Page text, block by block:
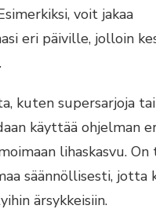
voit jakaa
eri päiville, jolloin
kuten supersarjoja tai
käyttää ohjelman
lihaskasvu. On
säännöllisesti, jotta
ärsykkeisiin.